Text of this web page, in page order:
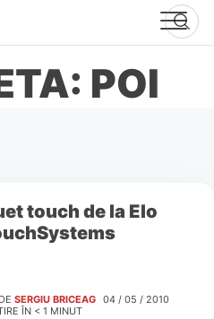
POI
touch de la Elo
DE SERGIU BRICEAG 04 / 05 / 2010
ÎN < 1 MINUT